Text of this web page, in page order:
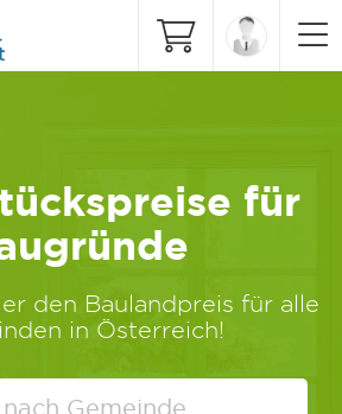
für
den Baulandpreis für alle
in Österreich!